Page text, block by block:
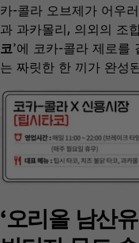
카-콜라 오브제가 어우
과 과카몰리, 의외의 조
코’에 코카-콜라 제로를
는 짜릿한 한 끼가 완성
‘오리올 남산